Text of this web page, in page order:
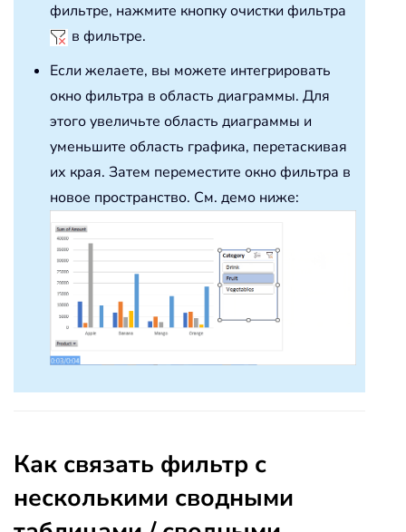
фильтре, нажмите кнопку очистки фильтра
в фильтре.
Если желаете, вы можете интегрировать
окно фильтра в область диаграммы. Для
этого увеличьте область диаграммы и
уменьшите область графика, перетаскивая
их края. Затем переместите окно фильтра в
новое пространство. См. демо ниже:
Как связать фильтр с
несколькими сводными